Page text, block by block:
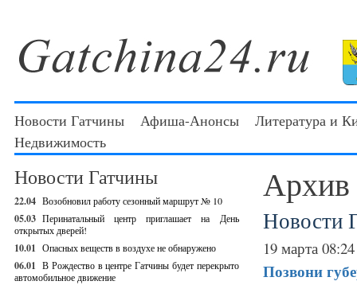
Новости Гатчины Афиша-Анонсы
Литература и
Недвижимость
Новости Гатчины
22.04 Возобновил работу сезонный маршрут № 10
05.03 Перинатальный центр приглашает на День
открытых дверей!
10.01 Опасных веществ в воздухе не обнаружено
06.01 В Рождество в центре Гатчины будет перекрыто
автомобильное движение
Архив
Новости
19 марта 08:24
Позвони